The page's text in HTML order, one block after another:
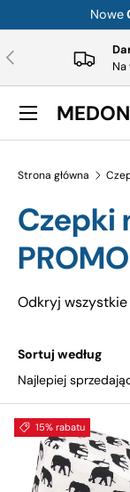
Przejdź do
Nowe
Poprzedni
Szukaj
Typ produktu
Menu
Strona główna
Czepki
Odkryj wszystkie
Sortuj według
Najlepiej
15% rabatu